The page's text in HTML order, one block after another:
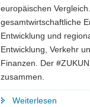
europäischen
gesamtwirtschaftliche
Entwicklung und
Entwicklung, Verkehr
Finanzen. Der
zusammen.
Weiterlesen